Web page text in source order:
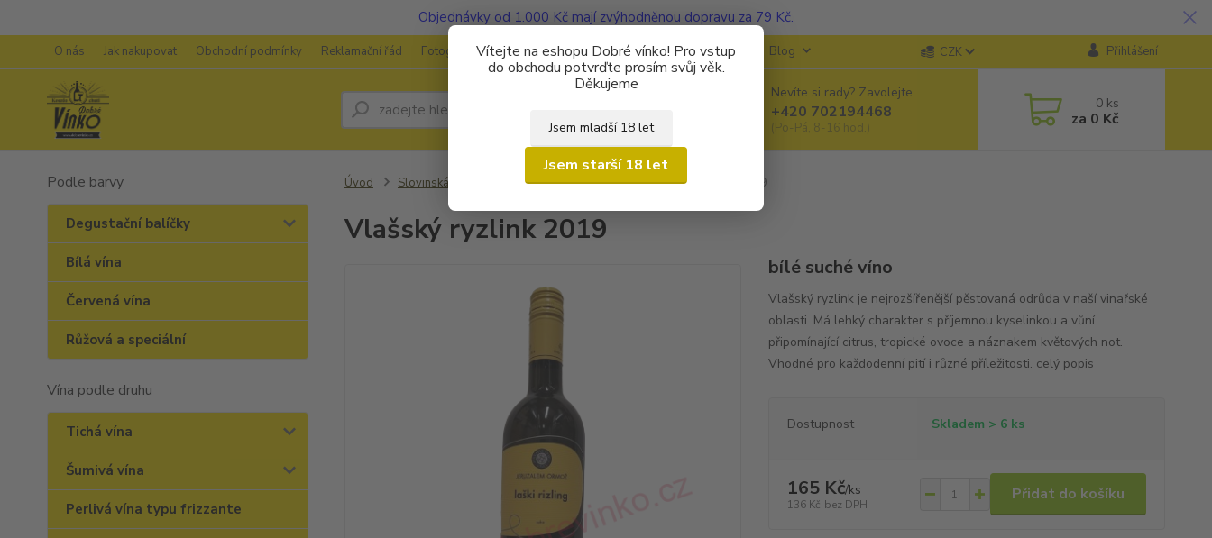
Objednávky od 1.000 Kč mají zvýhodněnou dopravu za 79 Kč.
Vítejte na eshopu Dobré vínko! Pro vstup
do obchodu potvrďte prosím svůj věk.
Děkujeme
Jsem mladší 18 let
Jsem starší 18 let
O nás Jak nakupovat Obchodní podmínky Reklamační řád Fotogalerie Kontakty Ochrana soukromí O vinařstvích Blog CZK Přihlášení
Nevíte si rady? Zavolejte.
+420 702194468
(Po-Pá, 8-16 hod.)
0 ks
za 0 Kč
Podle barvy
Degustační balíčky
Bílá vína
Červená vína
Růžová a speciální
Vína podle druhu
Tichá vína
Šumivá vína
Perlivá vína typu frizzante
Úvod Slovinská vína P&F (Jeruzalem - Ormož) Vlašský ryzlink 2019
Vlašský ryzlink 2019
bílé suché víno
Vlašský ryzlink je nejrozšířenější pěstovaná odrůda v naší vinařské
oblasti. Má lehký charakter s příjemnou kyselinkou a vůní
připomínající citrus, tropické ovoce a náznakem květových not.
Vhodné pro každodenní pití i různé příležitosti. celý popis
Dostupnost Skladem > 6 ks
165 Kč/ks
136 Kč bez DPH
Přidat do košíku